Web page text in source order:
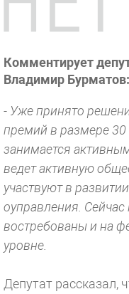
Комментирует
Владимир Бурмат­ов:
- Уже принято
премий в размере 30
зан­имается
ведет активную
участвуют в
оуправления.
востребованы и на
уро­вне.
Депутат расска­зал,